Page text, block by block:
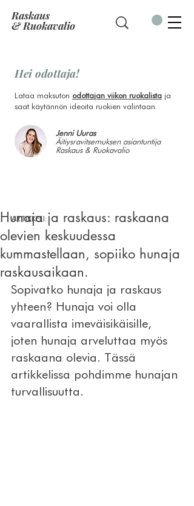
Raskaus
& Ruokavalio
Hei odottaja!
Lataa maksuton odottajan viikon ruokalista ja
saat käytännön ideoita ruokien valintaan.
Jenni Uuras
Äitiysravitsemuksen asiantuntija
Raskaus & Ruokavalio
Hunaja ja raskaus: raskaana
olevien keskuudessa
kummastellaan, sopiiko hunaja
raskausaikaan.
Sopivatko hunaja ja raskaus
yhteen? Hunaja voi olla
vaarallista imeväisikäisille,
joten hunaja arveluttaa myös
raskaana olevia. Tässä
artikkelissa pohdimme hunajan
turvallisuutta.
ARTIKKELI: